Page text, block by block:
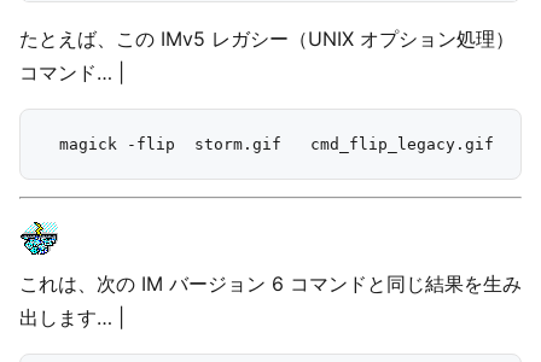
たとえば、この IMv5 レガシー（UNIX オプション処理）
コマンド… |
これは、次の IM バージョン 6 コマンドと同じ結果を生み
出します… |